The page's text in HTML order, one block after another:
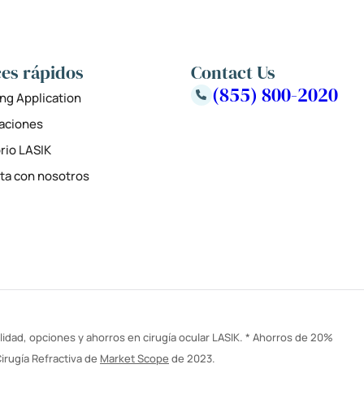
rápidos
Application
LASIK
con nosotros
Contact Us
(855) 800-2020
opciones y ahorros en cirugía ocular LASIK. * Ahorros de 20%
Refractiva de Market Scope de 2023.